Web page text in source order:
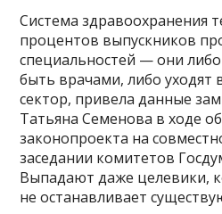
Система здравоохранения
процентов выпускников
специальностей — они
быть врачами, либо уходят
сектор, привела данные
Татьяна Семенова в ходе
законопроекта на
заседании комитетов
Выпадают даже целевики,
не останавливает